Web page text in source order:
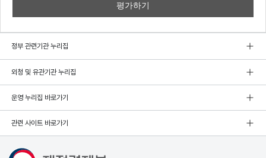
정부 관련기관 누리집
외청 및 유관기관 누리집
운영 누리집 바로가기
관련 사이트 바로가기